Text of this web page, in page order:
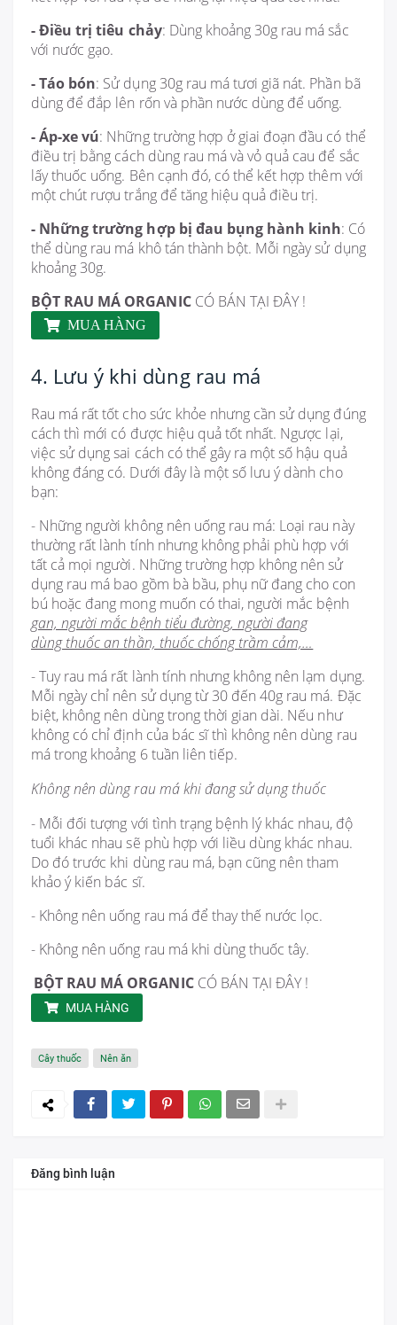
- Điều trị tiêu chảy: Dùng khoảng 30g rau má sắc
với nước gạo.
- Táo bón: Sử dụng 30g rau má tươi giã nát. Phần bã
dùng để đắp lên rốn và phần nước dùng để uống.
- Áp-xe vú: Những trường hợp ở giai đoạn đầu có thể
điều trị bằng cách dùng rau má và vỏ quả cau để sắc
lấy thuốc uống. Bên cạnh đó, có thể kết hợp thêm với
một chút rượu trắng để tăng hiệu quả điều trị.
- Những trường hợp bị đau bụng hành kinh: Có
thể dùng rau má khô tán thành bột. Mỗi ngày sử dụng
khoảng 30g.
BỘT RAU MÁ ORGANICCÓ BÁN TẠI ĐÂY !
MUA HÀNG
4. Lưu ý khi dùng rau má
Rau má rất tốt cho sức khỏe nhưng cần sử dụng đúng
cách thì mới có được hiệu quả tốt nhất. Ngược lại,
việc sử dụng sai cách có thể gây ra một số hậu quả
không đáng có. Dưới đây là một số lưu ý dành cho
bạn:
- Những người không nên uống rau má: Loại rau này
thường rất lành tính nhưng không phải phù hợp với
tất cả mọi người. Những trường hợp không nên sử
dụng rau má bao gồm bà bầu, phụ nữ đang cho con
bú hoặc đang mong muốn có thai, người mắc bệnh
gan, người mắc bệnh tiểu đường, người đang
dùng thuốc an thần, thuốc chống trầm cảm,…
- Tuy rau má rất lành tính nhưng không nên lạm dụng.
Mỗi ngày chỉ nên sử dụng từ 30 đến 40g rau má. Đặc
biệt, không nên dùng trong thời gian dài. Nếu như
không có chỉ định của bác sĩ thì không nên dùng rau
má trong khoảng 6 tuần liên tiếp.
Không nên dùng rau má khi đang sử dụng thuốc
- Mỗi đối tượng với tình trạng bệnh lý khác nhau, độ
tuổi khác nhau sẽ phù hợp với liều dùng khác nhau.
Do đó trước khi dùng rau má, bạn cũng nên tham
khảo ý kiến bác sĩ.
- Không nên uống rau má để thay thế nước lọc.
- Không nên uống rau má khi dùng thuốc tây.
BỘT RAU MÁ ORGANICCÓ BÁN TẠI ĐÂY !
MUA HÀNG
Cây thuốc Nên ăn
Đăng bình luận